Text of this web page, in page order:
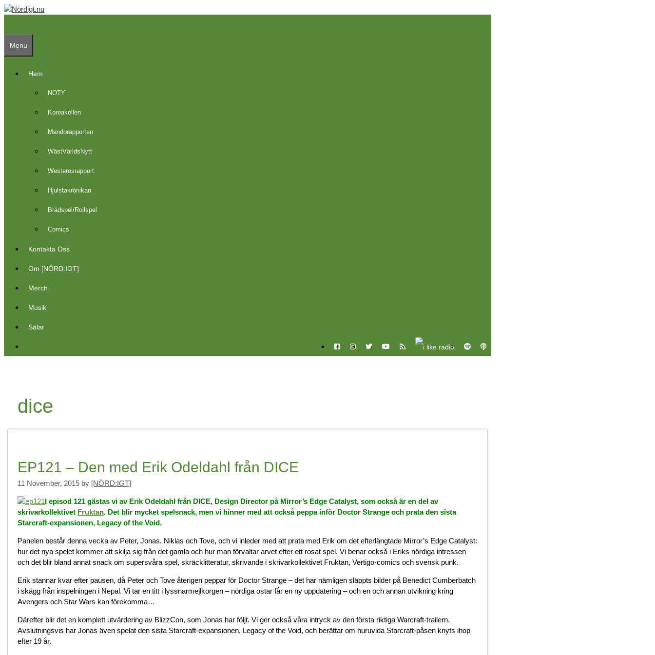
Skip
Menu
Hem
NOTY
Koreakollen
Mandorapporten
WästVärldsNytt
Westerosrapport
Hjulstakrönikan
Brädspel/Rollspel
Comics
Kontakta Oss
Om [NÖRD:IGT]
Merch
Musik
Sälar
dice
EP121 – Den med Erik Odeldahl från DICE
11 November, 2015 by [NÖRD:IGT]
I episod 121 gästas vi av Erik Odeldahl från DICE, Design Director på Mirror’s Edge Catalyst, som också är en del av
skrivarkollektivet Fruktan. Det blir mycket spelsnack, men vi hinner med att ocksåpeppa inför Doctor Strange och prata den sista
Starcraft-expansionen, Legacy of the Void.
Panelen består denna vecka av Peter, Jonas, Niklas och Tove, och vi inleder med att prata med Erik om det efterlängtade Mirror’s Edge Catalyst:
hur det nya spelet kommer att skilja sig från det gamla och hur man förvaltar arvet efter ett rosat spel. Vi benar också i Eriks nördiga intressen
och det blir bland annat snack om supersvåra spel, skräcklitteratur, skrivande i skrivarkollektivet Fruktan, Vertigo-comics och svensk punk.
Erik stannar kvar efter pausen, då Peter och Tove återigen peppar för Doctor Strange – det har nämligen släppts bilder på Benedict Cumberbatch
i skägg från inspelningen i Nepal. Vi tar en titt i lyssnarmejlkorgen – nördiga ostar får en ny uppdatering – och en och annan utvikning kring
Avengers och Star Wars kan förekomma…
Därefter blir det en komplett utvärdering av BlizzCon, som Jonas har följt. Vi ger också våra intryck av den första riktiga Warcraft-trailern.
Avslutningsvis har Jonas även spelat den sista Starcraft-expansionen, Legacy of the Void, och berättar om huruvida Starcraft-påsen knyts ihop
efter 19 år.